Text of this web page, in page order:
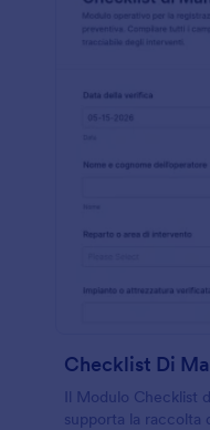
Il Modulo Checklist
supporta la raccolta